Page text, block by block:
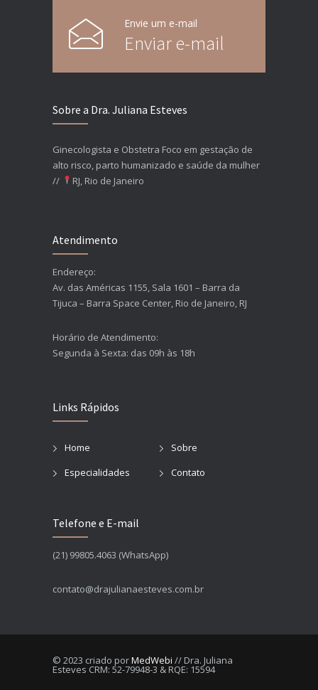
Envie um e-mail
Enviar e-mail
Sobre a Dra. Juliana Esteves
Ginecologista e Obstetra Foco em gestação de
alto risco, parto humanizado e saúde da mulher
//
RJ, Rio de Janeiro
Atendimento
Endereço:
Av. das Américas 1155, Sala 1601 – Barra da
Tijuca – Barra Space Center, Rio de Janeiro, RJ
Horário de Atendimento:
Segunda à Sexta: das 09h às 18h
Links Rápidos
Home
Sobre
Especialidades
Contato
Telefone e E-mail
(21) 99805.4063 (WhatsApp)
contato@drajulianaesteves.com.br
© 2023 criado porMedWebi // Dra. Juliana
Esteves CRM: 52-79948-3 & RQE: 15594